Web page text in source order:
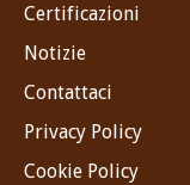
Certificazioni
Notizie
Contattaci
Privacy Policy
Cookie Policy